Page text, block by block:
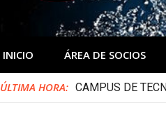
INICIO ÁREA DE SOCIOS
ÚLTIMA HORA: CAMPUS DE